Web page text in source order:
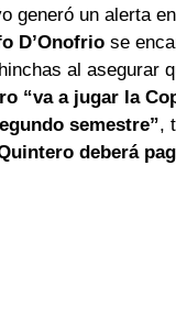
generó un alerta en
D’Onofrio se
al asegurar
“va a jugar la
semestre”,
deberá